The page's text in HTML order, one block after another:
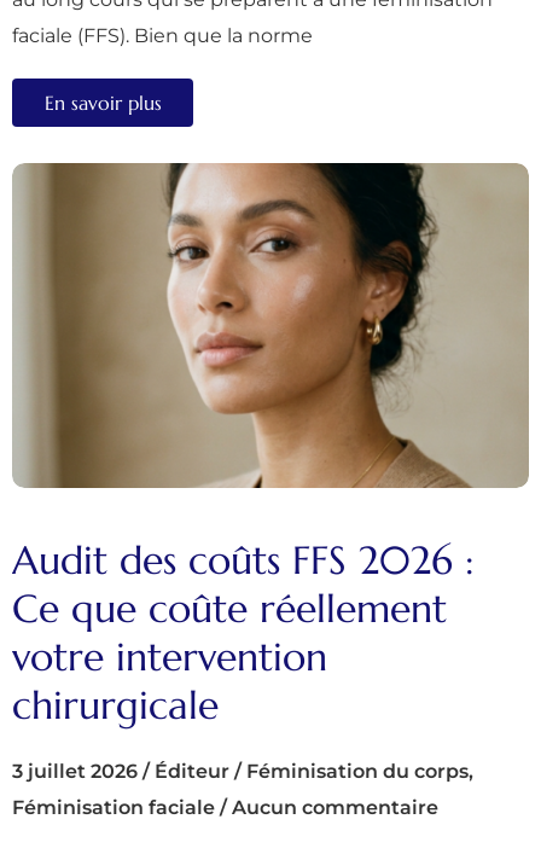
faciale (FFS). Bien que la norme
En savoir plus
Audit des coûts FFS 2026 :
Ce que coûte réellement
votre intervention
chirurgicale
3 juillet 2026 / Éditeur / Féminisation du corps,
Féminisation faciale / Aucun commentaire